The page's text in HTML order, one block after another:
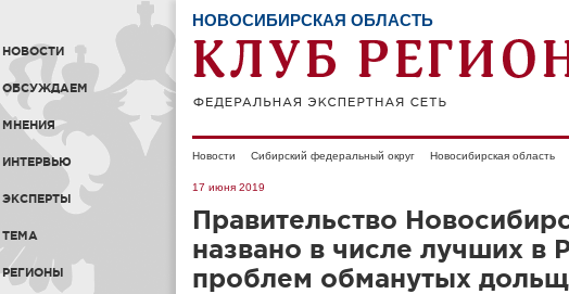
НОВОСТИ
ОБСУЖДАЕМ
МНЕНИЯ
ИНТЕРВЬЮ
ЭКСПЕРТЫ
ТЕМА
РЕГИОНЫ
НОВОСИБИРСКАЯ ОБЛАСТЬ
Новости Сибирский федеральный округ Новосибирская область
17 июня 2019
Правительство
названо в числе лучших в
проблем обманутых